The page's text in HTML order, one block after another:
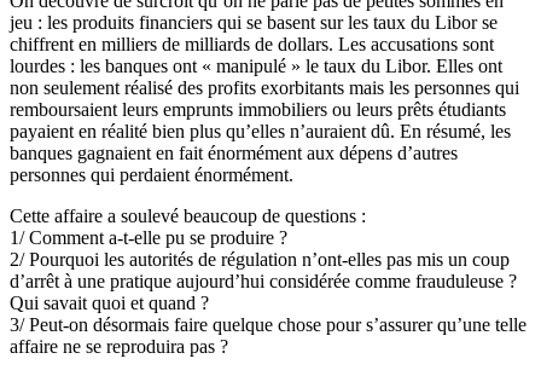
jeu : les produits financiers qui se basent sur les taux du Libor se
chiffrent en milliers de milliards de dollars. Les accusations sont
lourdes : les banques ont « manipulé » le taux du Libor. Elles ont
non seulement réalisé des profits exorbitants mais les personnes qui
remboursaient leurs emprunts immobiliers ou leurs prêts étudiants
payaient en réalité bien plus qu’elles n’auraient dû. En résumé, les
banques gagnaient en fait énormément aux dépens d’autres
personnes qui perdaient énormément.
Cette affaire a soulevé beaucoup de questions :
1/ Comment a-t-elle pu se produire ?
2/ Pourquoi les autorités de régulation n’ont-elles pas mis un coup
d’arrêt à une pratique aujourd’hui considérée comme frauduleuse ?
Qui savait quoi et quand ?
3/ Peut-on désormais faire quelque chose pour s’assurer qu’une telle
affaire ne se reproduira pas ?